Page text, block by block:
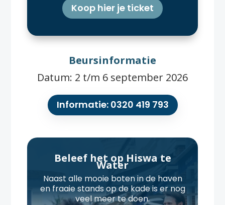
Koop hier je ticket
Beursinformatie
Datum: 2 t/m 6 september 2026
Informatie: 0320 419 793
Beleef het op Hiswa te
Water
Naast alle mooie boten in de haven
en fraaie stands op de kade is er nog
veel meer te doen.